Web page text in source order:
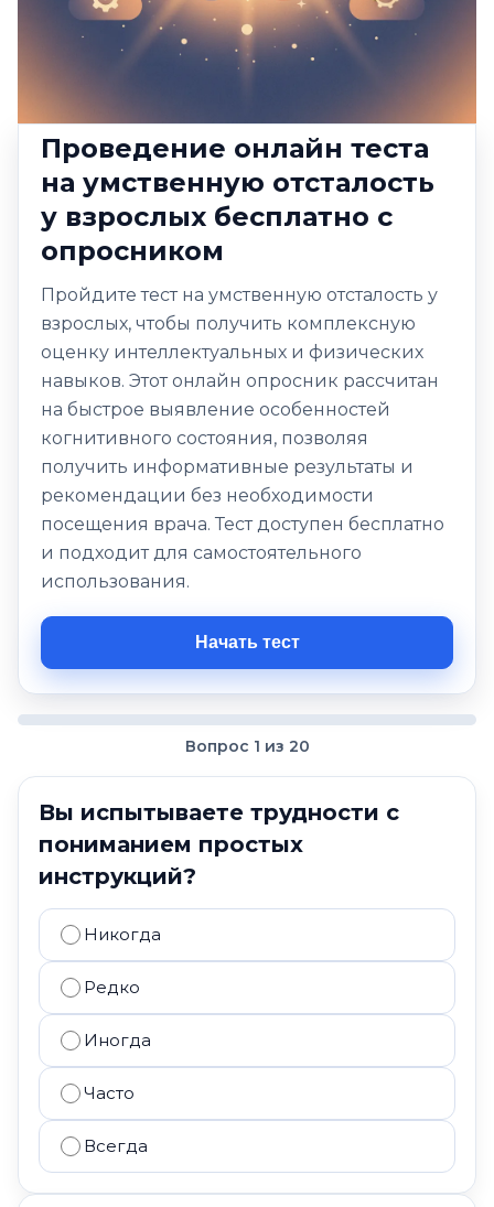
Проведение онлайн теста
на умственную отсталость
у взрослых бесплатно с
опросником
Пройдите тест на умственную отсталость у
взрослых, чтобы получить комплексную
оценку интеллектуальных и физических
навыков. Этот онлайн опросник рассчитан
на быстрое выявление особенностей
когнитивного состояния, позволяя
получить информативные результаты и
рекомендации без необходимости
посещения врача. Тест доступен бесплатно
и подходит для самостоятельного
использования.
Начать тест
Вопрос 1 из 20
Вы испытываете трудности с
пониманием простых
инструкций?
Никогда
Редко
Иногда
Часто
Всегда